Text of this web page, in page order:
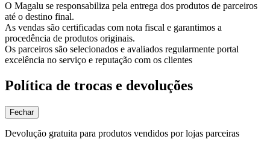
O Magalu se responsabiliza pela entrega dos produtos de parceiros
até o destino final.
As vendas são certificadas com nota fiscal e garantimos a
procedência de produtos originais.
Os parceiros são selecionados e avaliados regularmente portal
excelência no serviço e reputação com os clientes
Política de trocas e devoluções
Fechar
Devolução gratuita para produtos vendidos por lojas parceiras